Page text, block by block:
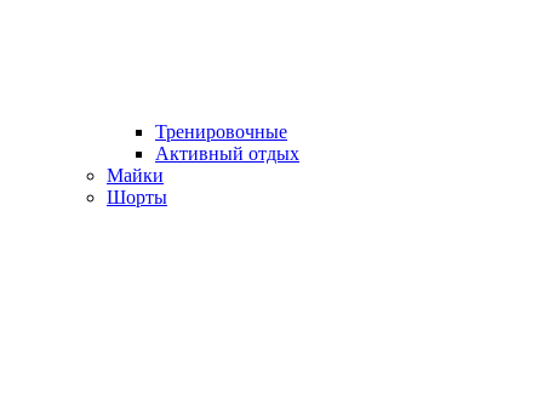
Тренировочные
Активный отдых
Майки
Шорты